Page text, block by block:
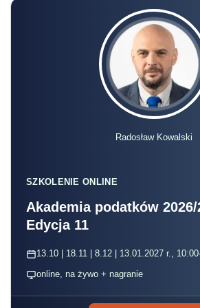
Radosław Kowalski
SZKOLENIE ONLINE
Akademia podatków 2026/
Edycja 11
13.10 | 18.11 | 8.12 | 13.01.2027 r.,
online, na żywo + nagranie